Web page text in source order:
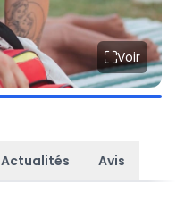
Voir
Actualités Avis